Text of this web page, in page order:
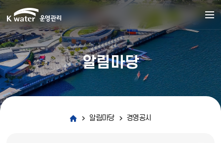
알림마당
알림마당 경영공시